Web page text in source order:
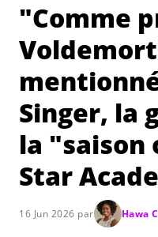
"Comme
Singer, la
la "saison
Star
16 Jun 2026 par Hawa